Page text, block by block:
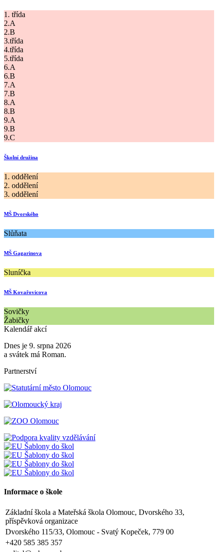
1. třída
2.A
2.B
3.třída
4.třída
5.třída
6.A
6.B
7.A
7.B
8.A
8.B
9.A
9.B
9.C
Školní družina
1. oddělení
2. oddělení
3. oddělení
MŠ Dvorského
Slůňata
MŠ Gagarinova
Sluníčka
MŠ Kovařovicova
Sovičky
Žabičky
Kalendář akcí
Dnes je 9. srpna 2026
a svátek má Roman.
Partnerství
Informace o škole
Základní škola a Mateřská škola Olomouc, Dvorského 33,
příspěvková organizace
Dvorského 115/33, Olomouc - Svatý Kopeček, 779 00
+420 585 385 357